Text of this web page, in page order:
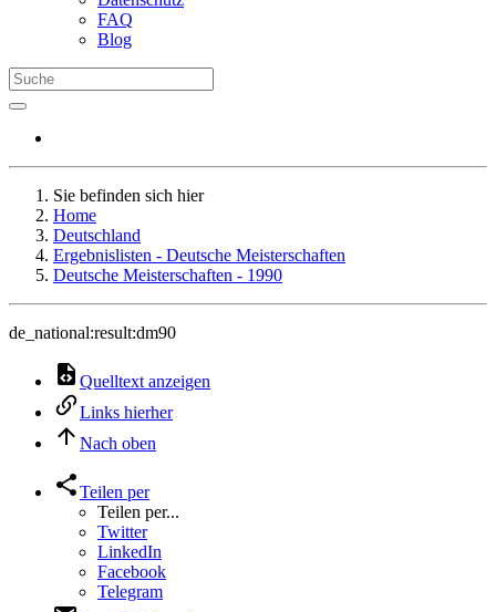
FAQ
Blog
Sie befinden sich hier
Home
Deutschland
Ergebnislisten - Deutsche Meisterschaften
Deutsche Meisterschaften - 1990
de_national:result:dm90
Quelltext anzeigen
Links hierher
Nach oben
Teilen per
Teilen per...
Twitter
LinkedIn
Facebook
Telegram